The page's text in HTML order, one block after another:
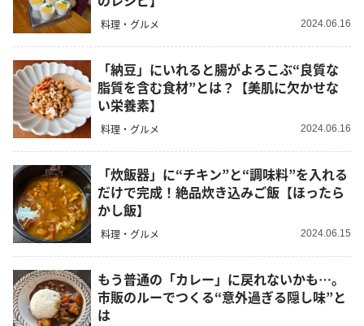
料理・グルメ 2024.06.16
「納豆」にいれると腸がよろこぶ“良質な
脂質を含む食材”とは？【美肌に欠かせな
い栄養素】
料理・グルメ 2024.06.16
「炊飯器」に“チキン”と“調味料”を入れる
だけで完成！絶品炊き込みご飯【ほったら
かし飯】
料理・グルメ 2024.06.15
もう普通の「カレー」に戻れないかも…。
市販のルーでつくる“意外過ぎる隠し味”と
は